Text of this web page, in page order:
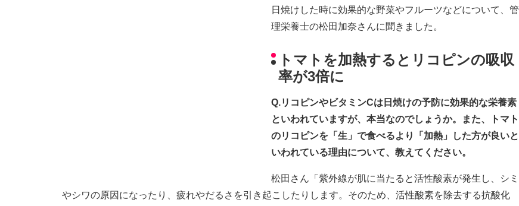
日焼けした時に効果的な野菜やフルーツなどについて、管
理栄養士の松田加奈さんに聞きました。
トマトを加熱するとリコピンの吸収
率が3倍に
Q.リコピンやビタミンCは日焼けの予防に効果的な栄養素
といわれていますが、本当なのでしょうか。また、トマト
のリコピンを「生」で食べるより「加熱」した方が良いと
いわれている理由について、教えてください。
松田さん「紫外線が肌に当たると活性酸素が発生し、シミ
やシワの原因になったり、疲れやだるさを引き起こしたりします。そのため、活性酸素を除去する抗酸化